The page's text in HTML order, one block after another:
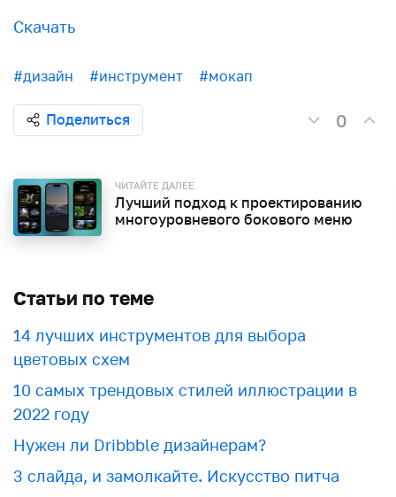
Скачать
#дизайн #инструмент #мокап
Поделиться 0
ЧИТАЙТЕ ДАЛЕЕ
Лучший подход к проектированию
многоуровневого бокового меню
Статьи по теме
​​14 лучших инструментов для выбора
цветовых схем
10 самых трендовых стилей иллюстрации в
2022 году
Нужен ли Dribbble дизайнерам?
3 слайда, и замолкайте. Искусство питча